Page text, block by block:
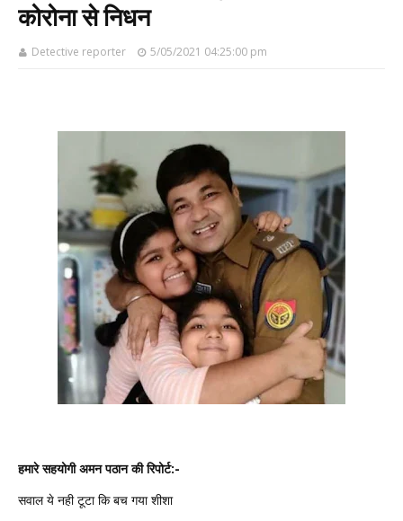
कोरोना से निधन
Detective reporter 5/05/2021 04:25:00 pm
हमारे सहयोगी अमन पठान की रिपोर्ट:-
सवाल ये नही टूटा कि बच गया शीशा